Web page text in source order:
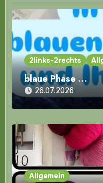
2links-2rechts
blaue Phase …
26.07.2026
Allgemein